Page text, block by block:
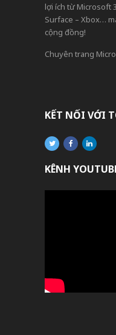
lợi ích từ Microsoft
Surface – Xbox…
cộng đồng!
Chuyên trang
KẾT NỐI VỚI
KÊNH